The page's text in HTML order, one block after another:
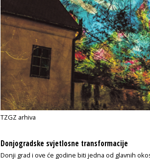
TZGZ arhiva
Donjogradske svjetlosne transformacije
Donji grad i ove će godine biti jedna od glavnih